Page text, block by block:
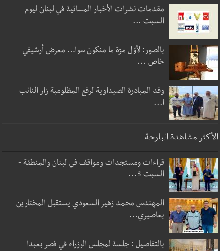
مقدمات نشرات الأخبار المسائية في لبنان ليوم
السبت ...
بالصور: لأوّل مرّة ما منكون سوا… معرض أرشيفي
خاص ...
وفد المبادرة الصيداوية لرفع المظلومية زار النائب
ا...
الأكثر مشاهدة البارحة
قراءات ومستجدات ومواقف في لبنان والمنطقة -
السبت 8...
المهندس محمد زهير السعودي يستقبل المختارين
بعاصيري...
بالتفاصيل : جلسة لمجلس الوزراء في قصر بعبدا